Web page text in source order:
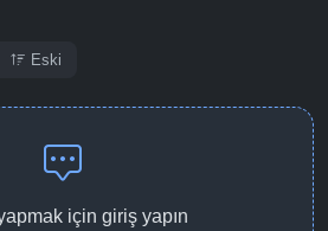
Eski
için giriş yapın